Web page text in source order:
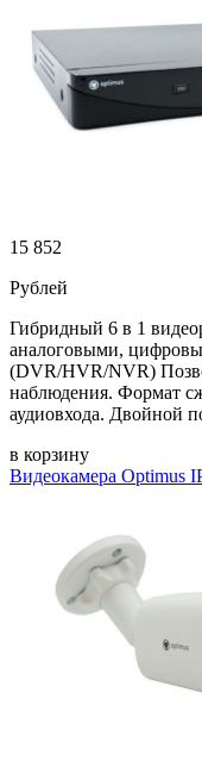
15 852
Рублей
Гибридный 6 в 1
аналоговыми,
(DVR/HVR/NVR)
наблюдения. Формат
аудиовхода. Двойной
в корзину
Видеокамера Optimus